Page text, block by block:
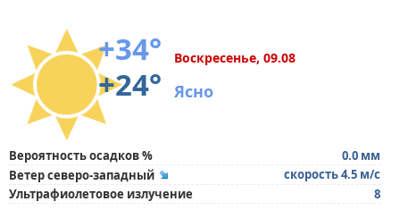
+34°
+24°
Воскресенье, 09.08
Ясно
Вероятность осадков %
0.0 мм
Ветер северо-западный
скорость 4.5 м/с
Ультрафиолетовое излучение
8